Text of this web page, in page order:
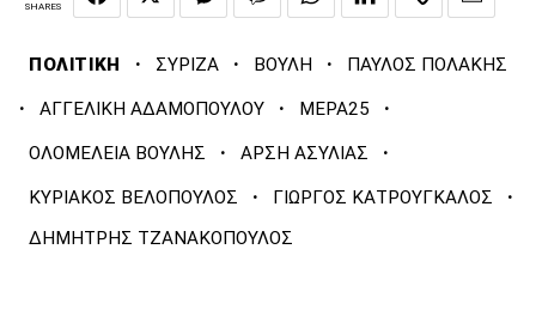
SHARES
ΠΟΛΙΤΙΚΗ · ΣΥΡΙΖΑ · ΒΟΥΛΗ · ΠΑΥΛΟΣ ΠΟΛΑΚΗΣ
· ΑΓΓΕΛΙΚΗ ΑΔΑΜΟΠΟΥΛΟΥ · ΜΕΡΑ25 ·
ΟΛΟΜΕΛΕΙΑ ΒΟΥΛΗΣ · ΑΡΣΗ ΑΣΥΛΙΑΣ ·
ΚΥΡΙΑΚΟΣ ΒΕΛΟΠΟΥΛΟΣ · ΓΙΩΡΓΟΣ ΚΑΤΡΟΥΓΚΑΛΟΣ ·
ΔΗΜΗΤΡΗΣ ΤΖΑΝΑΚΟΠΟΥΛΟΣ